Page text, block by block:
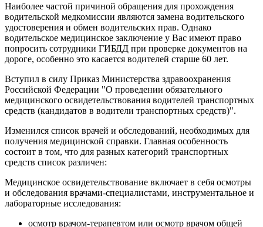
Наиболее частой причиной обращения для прохождения
водительской медкомиссии являются замена водительского
удостоверения и обмен водительских прав. Однако
водительское медицинское заключение у Вас имеют право
попросить сотрудники ГИБДД при проверке документов на
дороге, особенно это касается водителей старше 60 лет.
Вступил в силу Приказ Министерства здравоохранения
Российской Федерации "О проведении обязательного
медицинского освидетельствования водителей транспортных
средств (кандидатов в водители транспортных средств)".
Изменился список врачей и обследований, необходимых для
получения медицинской справки. Главная особенность
состоит в том, что для разных категорий транспортных
средств список различен:
Медицинское освидетельствование включает в себя осмотры
и обследования врачами-специалистами, инструментальное и
лабораторные исследования:
осмотр врачом-терапевтом или осмотр врачом общей